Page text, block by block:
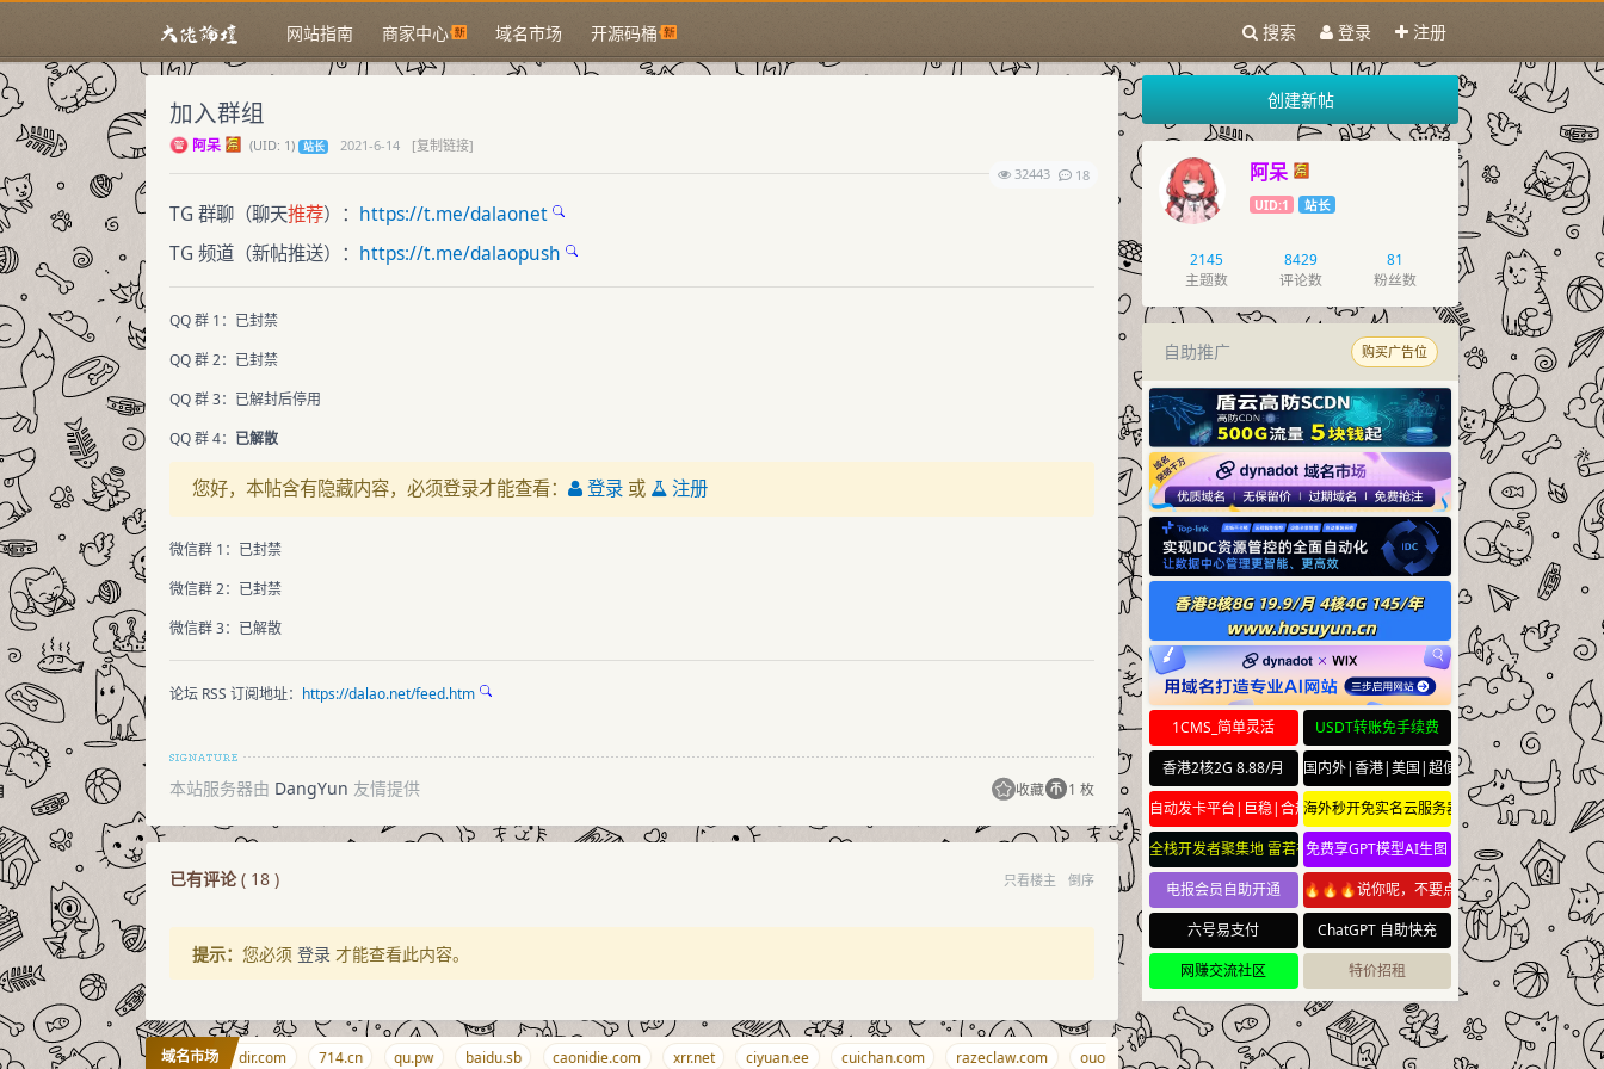
网站指南 商家中心 域名市场 开源码桶 搜索 登录 注册
加入群组
阿呆 (UID: 1) 站长 2021-6-14
[复制链接]
32443
18
TG 群聊（聊天推荐）： https://t.me/dalaonet
TG 频道（新帖推送）： https://t.me/dalaopush
QQ 群 1：已封禁
QQ 群 2：已封禁
QQ 群 3：已解封后停用
QQ 群 4： 已解散
您好，本帖含有隐藏内容，必须登录才能查看： 登录或 注册
微信群 1：已封禁
微信群 2：已封禁
微信群 3：已解散
论坛 RSS 订阅地址： https://dalao.net/feed.htm
本站服务器由 DangYun 友情提供 收藏 1 枚
已有评论( 18 ) 只看楼主 倒序
提示： 您必须 登录 才能查看此内容。
域名市场
98765.net arkdir.com 714.cn qu.pw baidu.sb caonidie.com xrr.net ciyuan.ee cuichan.com razeclaw.com ouou.net foo.foo lll.news haodaohang.com nimabi.com
创建新帖
阿呆
UID:1 站长
2145
主题数
8429
评论数
81
粉丝数
自助推广 购买广告位
1CMS_简单灵活
USDT转账免手续费
香港2核2G 8.88/月
国内外|香港|美国|超便宜云服务器
自动发卡平台|巨稳|合规海外秒开免实名云服务器
全栈开发者聚集地 雷若社区 leiruo.com
免费享GPT模型AI生图
电报会员自助开通
🔥🔥🔥说你呢，不要点🔥🔥🔥
六号易支付
ChatGPT 自助快充
网赚交流社区
特价招租